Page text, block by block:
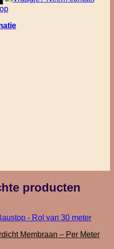
op
producten
Membraan – Per Meter